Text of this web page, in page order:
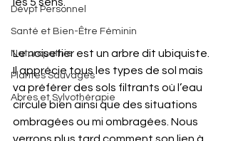
Dévpt Personnel
Santé et Bien-Être Féminin
Naturopathie
Plantes Sauvages
Abres et Sylvothérapie
Le noisetier est un arbre dit ubiquiste.
Il apprécie tous les types de sol mais
va préférer des sols filtrants où l’eau
circule bien ainsi que des situations
ombragées ou mi ombragées. Nous